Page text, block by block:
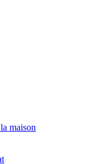
maison